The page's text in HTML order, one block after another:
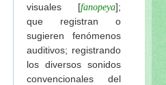
visuales [fanopeya];
que registran o
sugieren fenómenos
auditivos; registrando
los diversos sonidos
convencionales del